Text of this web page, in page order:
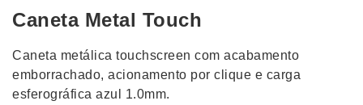
Caneta Metal Touch
Caneta metálica touchscreen com acabamento
emborrachado, acionamento por clique e carga
esferográfica azul 1.0mm.